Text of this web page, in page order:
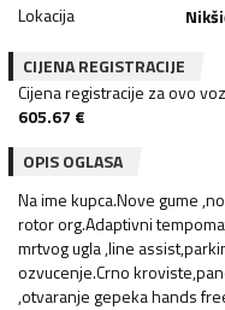
Lokacija
CIJENA REGISTRACIJE
Cijena registracije za ovo
605.67 €
OPIS OGLASA
Na ime kupca.Nove gume
rotor org.Adaptivni
mrtvog ugla ,line
ozvucenje.Crno
,otvaranje gepeka hands